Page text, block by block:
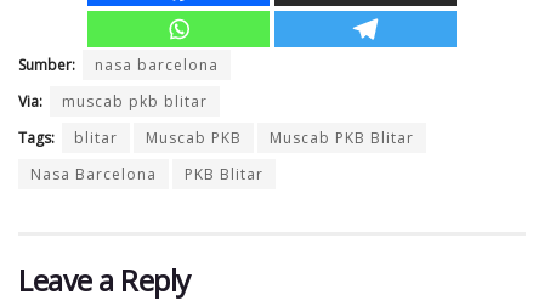
Sumber:
nasa barcelona
Via:
muscab pkb blitar
Tags:
blitar Muscab PKB
Muscab PKB Blitar
Nasa Barcelona
PKB Blitar
Leave a Reply